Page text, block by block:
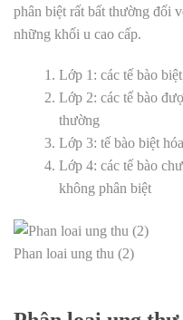
phân biệt rất bất thường đối
những khối u cao cấp.
Lớp 1: các tế bào
Lớp 2: các tế bào
thường
Lớp 3: tế bào biệt
Lớp 4: các tế bào
không phân biệt
Phan loai ung thu (2)